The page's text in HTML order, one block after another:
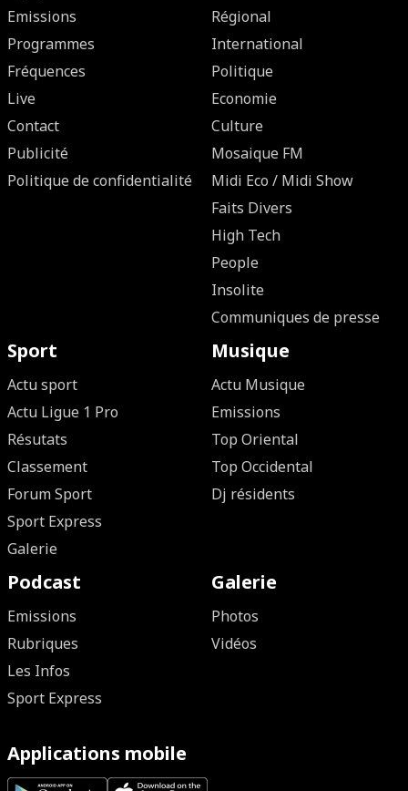
Emissions
Programmes
Fréquences
Live
Contact
Publicité
Politique de confidentialité
Régional
International
Politique
Economie
Culture
Mosaique FM
Midi Eco / Midi Show
Faits Divers
High Tech
People
Insolite
Communiques de presse
Sport
Actu sport
Actu Ligue 1 Pro
Résutats
Classement
Forum Sport
Sport Express
Galerie
Musique
Actu Musique
Emissions
Top Oriental
Top Occidental
Dj résidents
Podcast
Emissions
Rubriques
Les Infos
Sport Express
Galerie
Photos
Vidéos
Applications mobile